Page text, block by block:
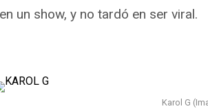
un show, y no tardó en ser viral.
Karol G